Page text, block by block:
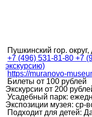
Пушкинский гор.
+7 (496) 531-81-80 +7
экскурсию)
https://muranovo-
Билеты от 100 рублей
Экскурсии от 200
Усадебный парк:
Экспозиции музея: ср-
Подходит для детей: